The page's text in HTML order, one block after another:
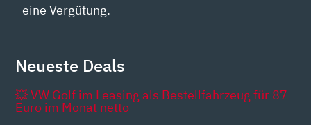
eine Vergütung.
Neueste Deals
💥 VW Golf im Leasing als Bestellfahrzeug für 87
Euro im Monat netto